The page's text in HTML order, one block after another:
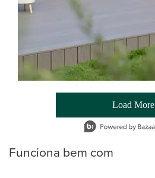
Load More
- Media Gallery
1 of 54 total items loaded in Media Gallery
Funciona bem com